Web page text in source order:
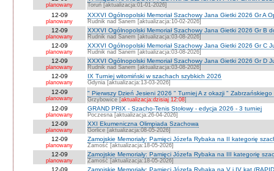
planowany Toruń [aktualizacja:01-01-2026]
12-09
planowany
XXXVI Ogólnopolski Memoriał Szachowy Jana Gietki 2026 Gr A
Rudnik nad Sanem [aktualizacja:10-02-2026]
12-09
planowany
XXXVI Ogólnopolski Memoriał Szachowy Jana Gietki 2026 Gr B
Rudnik nad Sanem [aktualizacja:03-08-2026]
12-09
planowany
XXXVI Ogólnopolski Memoriał Szachowy Jana Gietki 2026 Gr C
Rudnik nad Sanem [aktualizacja:03-08-2026]
12-09
planowany
XXXVI Ogólnopolski Memoriał Szachowy Jana Gietki 2026 Gr D
Rudnik nad Sanem [aktualizacja:03-08-2026]
12-09
planowany
IX Turniej witomiński w szachach szybkich 2026
Gdynia [aktualizacja:13-03-2026]
12-09
planowany
" Pierwszy Dzień Jesieni 2026 " Turniej A z okazji " Zabrzańskiego
Grzybowice [aktualizacja:dzisiaj 12:08]
12-09
planowany
GRAND PRIX - Szacho-Tenis Stołowy - edycja 2026 - 3 turniej
Poczesna [aktualizacja:26-04-2026]
12-09
planowany
XXI Ekumeniczna Olimpiada Szachowa
Gorlice [aktualizacja:08-05-2026]
12-09
planowany
Zamojskie Memoriały: Pamięci Józefa Rybaka na II kategorię
Zamość [aktualizacja:18-05-2026]
12-09
planowany
Zamojskie Memoriały: Pamięci Józefa Rybaka na III kategorię
Zamość [aktualizacja:18-05-2026]
12-09 Zamojskie Memoriały: Pamięci Józefa Rybaka na V i IV kat